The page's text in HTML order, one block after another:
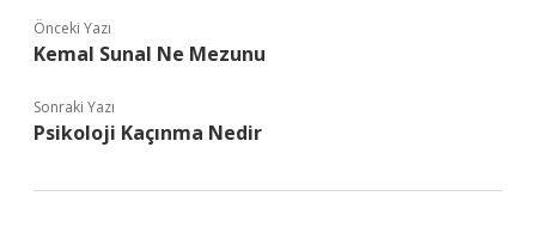
Önceki Yazı
Kemal Sunal Ne Mezunu
Sonraki Yazı
Psikoloji Kaçınma Nedir